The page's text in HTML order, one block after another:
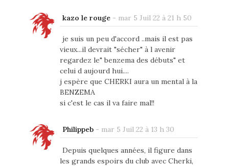
kazo le rouge- mar 5 Juil 22 à 21 h 50
je suis un peu d'accord ..mais il est pas
vieux...il devrait "sécher" à l avenir
regardez le" benzema des débuts" et
celui d aujourd hui....
j espère que CHERKI aura un mental à la
BENZEMA
si c'est le cas il va faire mal!!
Philippeb- mar 5 Juil 22 à 13 h 30
Depuis quelques années, il figure dans
les grands espoirs du club avec Cherki,